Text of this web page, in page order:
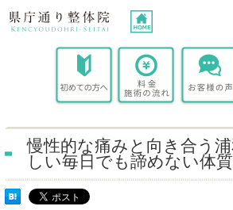
慢性的な痛みと向き合う
しい毎日でも諦めない体